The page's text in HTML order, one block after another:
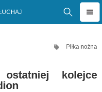
Piłka nożna
kolejce